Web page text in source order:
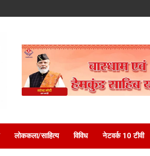
लोककला/साहित्य विविध नेटवर्क 10 टीवी